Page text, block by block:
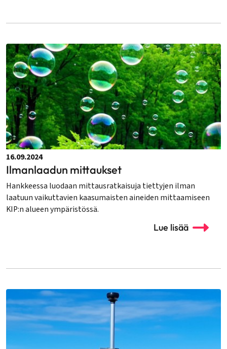
16.09.2024
Ilmanlaadun mittaukset
Hankkeessa luodaan mittausratkaisuja tiettyjen ilman
laatuun vaikuttavien kaasumaisten aineiden mittaamiseen
KIP:n alueen ympäristössä.
Lue lisää